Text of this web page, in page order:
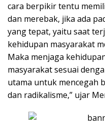
cara berpikir tentu
dan merebak, jika ada
yang tepat, yaitu saat
kehidupan masyarakat
Maka menjaga
masyarakat sesuai
utama untuk mencegah
dan radikalisme,” ujar